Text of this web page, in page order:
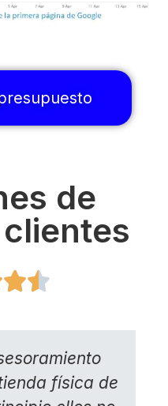
de

física de